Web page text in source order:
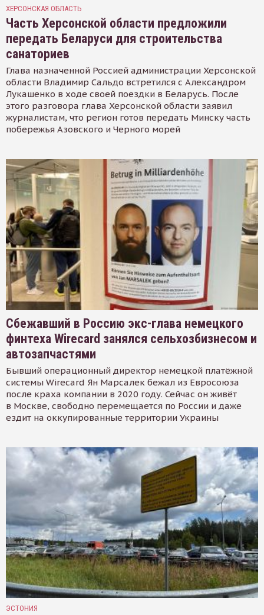
ХЕРСОНСКАЯ ОБЛАСТЬ
Часть Херсонской области предложили
передать Беларуси для строительства
санаториев
Глава назначенной Россией администрации Херсонской
области Владимир Сальдо встретился с Александром
Лукашенко в ходе своей поездки в Беларусь. После
этого разговора глава Херсонской области заявил
журналистам, что регион готов передать Минску часть
побережья Азовского и Черного морей
Сбежавший в Россию экс-глава немецкого
финтеха Wirecard занялся сельхозбизнесом и
автозапчастями
Бывший операционный директор немецкой платёжной
системы Wirecard Ян Марсалек бежал из Евросоюза
после краха компании в 2020 году. Сейчас он живёт
в Москве, свободно перемещается по России и даже
ездит на оккупированные территории Украины
ЭСТОНИЯ